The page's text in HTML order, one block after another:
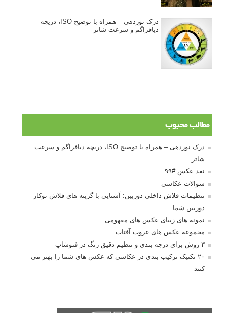
درک نوردهی – همراه با توضیح ISO، دریچه
دیافراگم و سرعت شاتر
مطالب محبوب
درک نوردهی – همراه با توضیح ISO، دریچه دیافراگم و سرعت
شاتر
نقد عکس #۹۹
سوالات عکاسی
تنظیمات فلاش داخلی دوربین: آشنایی با گزینه های فلاش توکار
دوربین شما
نمونه های زیبای عکس های مفهومی
مجموعه عکس های غروب آفتاب
۳ روش برای درجه بندی و تنظیم دقیق رنگ در فتوشاپ
۲۰ تکنیک ترکیب بندی در عکاسی که عکس های شما را بهتر می
کنند